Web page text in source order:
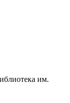
им.